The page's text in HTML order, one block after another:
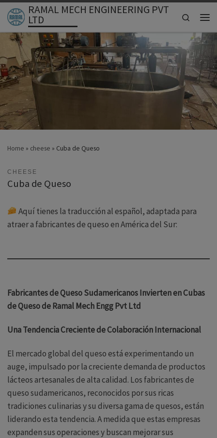
Skip to content
RAMAL MECH ENGINEERING PVT
LTD
Search
Home » cheese » Cuba de Queso
CHEESE
Cuba de Queso
Aquí tienes la traducción al español, adaptada para
atraer a fabricantes de queso en América del Sur:
Fabricantes de Queso Sudamericanos Invierten en Cubas
de Queso de Ramal Mech Engg Pvt Ltd
Una Tendencia Creciente de Colaboración Internacional
El mercado global del queso está experimentando un
auge, impulsado por la creciente demanda de productos
lácteos artesanales de alta calidad. Los fabricantes de
queso sudamericanos, reconocidos por sus ricas
tradiciones culinarias y su diversa gama de quesos, están
liderando esta tendencia. A medida que estas empresas
expanden sus operaciones y buscan mejorar sus